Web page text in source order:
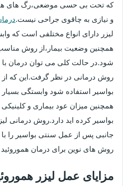
که تحت بی حسی موضعی،رگ های
و نیازی به چاقوی جراحی نیست.
لیزر دارای انواع مختلفی است که
همچنین وضعیت بیمار،از روش
شود.در حالت کلی می توان درمان با
روش درمانی در نظر گرفت.این که
بواسیر استفاده شود وابستگی
همچنین میزان عود بیماری و
بواسیر کرده اید دارد.روش درمانی
جانبی پس از عمل سنتی بواسیر را با
روش های نوین برای درمان
مزایای عمل لیزر